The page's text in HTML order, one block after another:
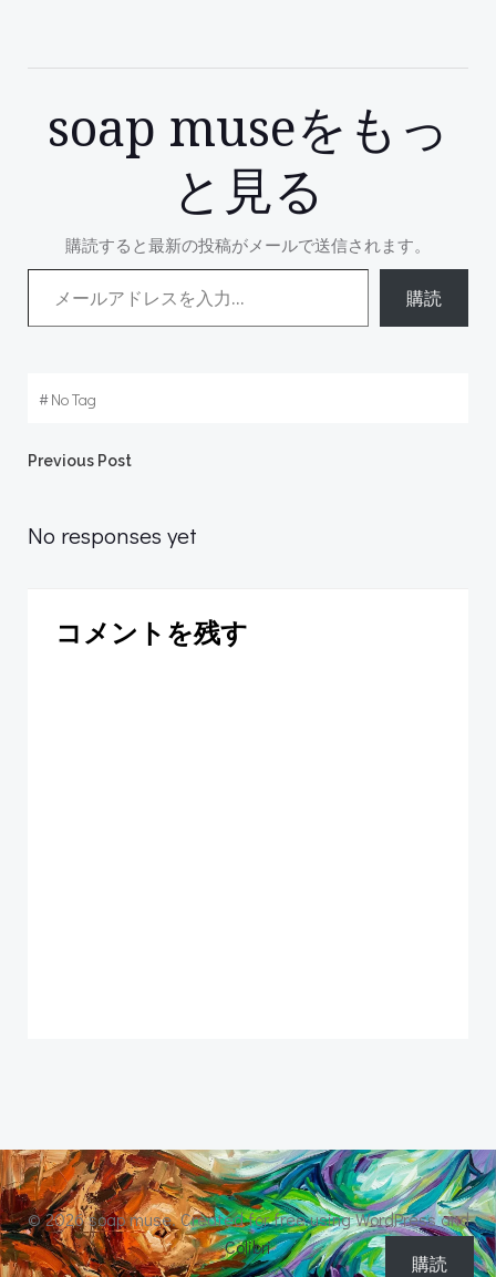
soap museをもっ
と見る
購読すると最新の投稿がメールで送信されます。
メールアドレスを入力...
購読
#No Tag
Post
navigation
Previous Post
No responses yet
コメントを残す
© 2026 soap muse. Created for free using WordPress and
Colibri
購読